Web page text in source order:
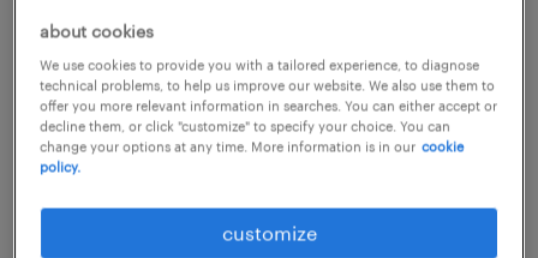
ティング・コールセンター
福岡県福岡市早良区, 福岡県
temporary
¥1400.00 per hour
posted 18 january 2026
about cookies
We use cookies to provide you with a tailored experience, to diagnose
technical problems, to help us improve our website. We also use them to
offer you more relevant information in searches. You can either accept or
decline them, or click "customize" to specify your choice. You can
change your options at any time. More information is in our cookie
policy.
customize